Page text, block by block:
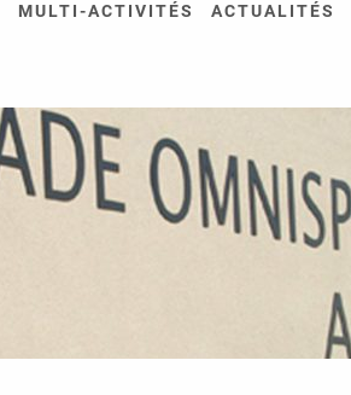
MULTI-ACTIVITÉS ACTUALITÉS